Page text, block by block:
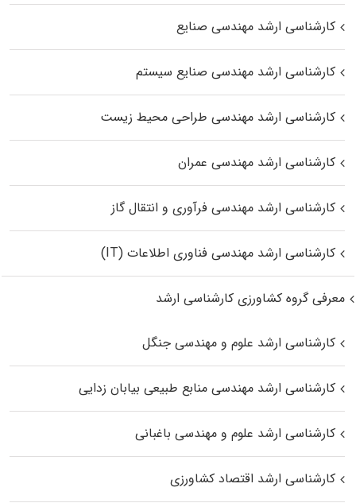
کارشناسی ارشد مهندسی صنایع
کارشناسی ارشد مهندسی صنایع سیستم
کارشناسی ارشد مهندسی طراحی محیط زیست
کارشناسی ارشد مهندسی عمران
کارشناسی ارشد مهندسی فرآوری و انتقال گاز
کارشناسی ارشد مهندسی فناوری اطلاعات (IT)
معرفی گروه کشاورزی کارشناسی ارشد
کارشناسی ارشد علوم و مهندسی جنگل
کارشناسی ارشد مهندسی منابع طبیعی بیابان زدایی
کارشناسی ارشد علوم و مهندسی باغبانی
کارشناسی ارشد اقتصاد کشاورزی